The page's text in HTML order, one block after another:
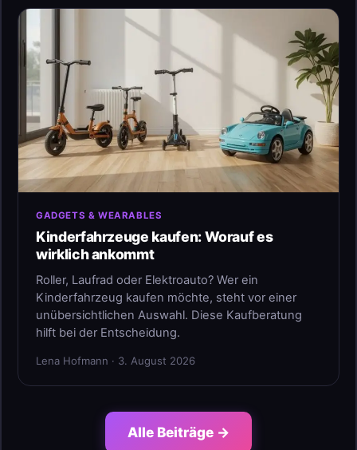
GADGETS & WEARABLES
Kinderfahrzeuge kaufen: Worauf es
wirklich ankommt
Roller, Laufrad oder Elektroauto? Wer ein
Kinderfahrzeug kaufen möchte, steht vor einer
unübersichtlichen Auswahl. Diese Kaufberatung
hilft bei der Entscheidung.
Lena Hofmann · 3. August 2026
Alle Beiträge →